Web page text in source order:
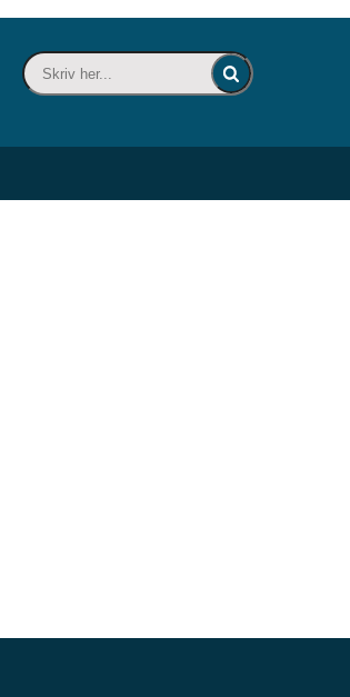
Skriv her... - Indsæt søgeord for at søge
Fold søgefelt ind